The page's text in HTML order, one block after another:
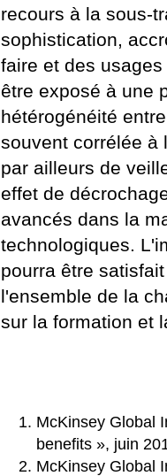
recours à la sous-
sophistication,
faire et des
être exposé à une
hétérogénéité
souvent corrélée à
par ailleurs de
effet de
avancés dans la
technologiques.
pourra être
l'ensemble de la
sur la formation et
McKinsey Global
benefits », juin
McKinsey Global